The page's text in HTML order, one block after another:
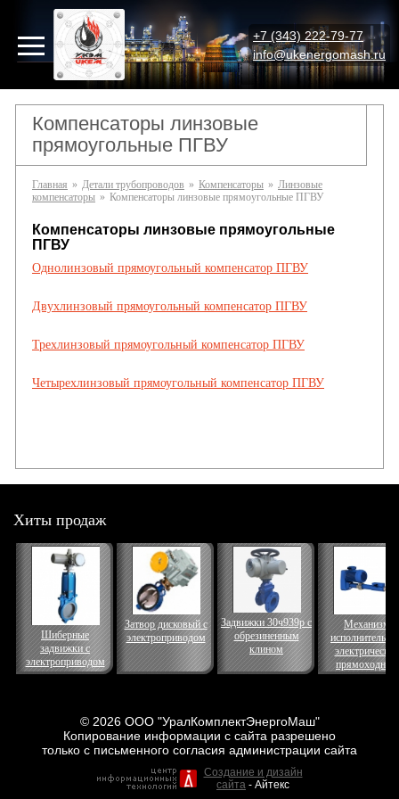
+7 (343) 222-79-77
info@ukenergomash.ru
Компенсаторы линзовые
прямоугольные ПГВУ
Главная » Детали трубопроводов » Компенсаторы » Линзовые
компенсаторы » Компенсаторы линзовые прямоугольные ПГВУ
Компенсаторы линзовые прямоугольные
ПГВУ
Однолинзовый прямоугольный компенсатор ПГВУ
Двухлинзовый прямоугольный компенсатор ПГВУ
Трехлинзовый прямоугольный компенсатор ПГВУ
Четырехлинзовый прямоугольный компенсатор ПГВУ
Хиты продаж
Шиберные
задвижки с
электроприводом
Затвор дисковый с
электроприводом
Задвижки 30ч939р с
обрезиненным
клином
Механизм
электрический
прямоходный
© 2026 ООО "УралКомплектЭнергоМаш"
Копирование информации с сайта разрешено
только с письменного согласия администрации сайта
Создание и дизайн
сайта - Айтекс